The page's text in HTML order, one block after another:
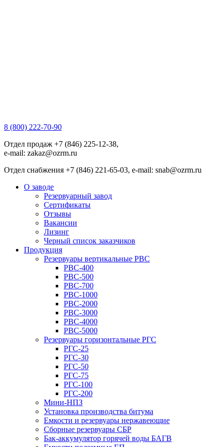
8 (800) 222-70-90
Отдел продаж +7 (846) 225-12-38,
e-mail: zakaz@ozrm.ru
Отдел снабжения +7 (846) 221-65-03, e-mail: snab@ozrm.ru
О заводе
Резервуарный завод
Сертификаты
Отзывы
Вакансии
Лизинг
Черный список заказчиков
Продукция
Резервуары вертикальные РВС
РВС-400
РВС-500
РВС-700
РВС-1000
РВС-2000
РВС-3000
РВС-4000
РВС-5000
Резервуары горизонтальные РГС
РГС-25
РГС-30
РГС-50
РГС-75
РГС-100
РГС-200
Мини-НПЗ
Установка производства битума
Емкости и резервуары нержавеющие
Сборные резервуары СБР
Бак-аккумулятор горячей воды БАГВ